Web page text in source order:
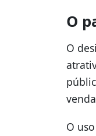
O
O
O